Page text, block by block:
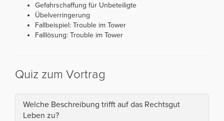
Gefahrschaffung für Unbeteiligte
Übelverringerung
Fallbeispiel: Trouble im Tower
Falllösung: Trouble im Tower
Quiz zum Vortrag
Welche Beschreibung trifft auf das Rechtsgut
Leben zu?